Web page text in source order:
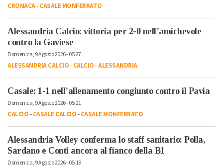
CRONACA-CASALE MONFERRATO
Alessandria Calcio: vittoria per 2-0 nell’amichevole
contro la Gaviese
Domenica, 9 Agosto 2026 - 05:27
ALESSANDRIA CALCIO-CALCIO-ALESSANDRIA
Casale: 1-1 nell’allenamento congiunto contro il Pavia
Domenica, 9 Agosto 2026 - 05:21
CALCIO-CASALE CALCIO-CASALE MONFERRATO
Alessandria Volley conferma lo staff sanitario: Polla,
Sardano e Conti ancora al fianco della B1
Domenica, 9 Agosto 2026 - 05:13